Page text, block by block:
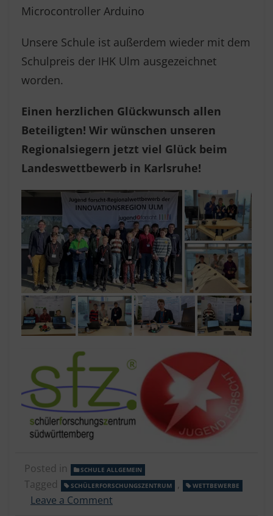
Microcontroller Arduino
Unsere Schule ist außerdem wieder mit dem
Schulpreis der IHK Ulm ausgezeichnet
worden.
Einen herzlichen Glückwunsch allen
Beteiligten! Wir wünschen unseren
Regionalsiegern jetzt viel Glück beim
Landeswettbewerb in Karlsruhe!
Posted in SCHULE ALLGEMEIN
Tagged SCHÜLERFORSCHUNGSZENTRUM , WETTBEWERBE
Leave a Comment